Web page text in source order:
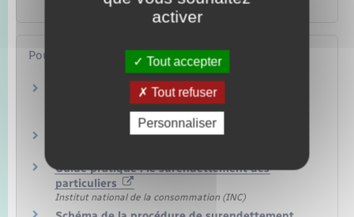
Argent – Impôts – Consommation
Pour en savoir plus
Questions-réponses liées à la crise sanitaire
(coronavirus – covid 19)
Surendettement
Guide pratique : le surendettement des
particuliers
Institut national de la consommation (INC)
activer
Tout accepter
Tout refuser
Personnaliser